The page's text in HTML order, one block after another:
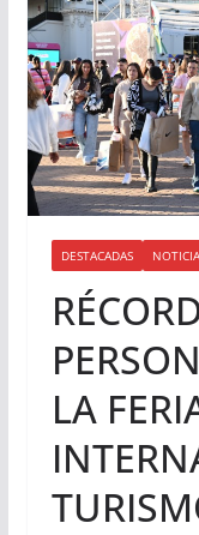
DESTACADAS
LA